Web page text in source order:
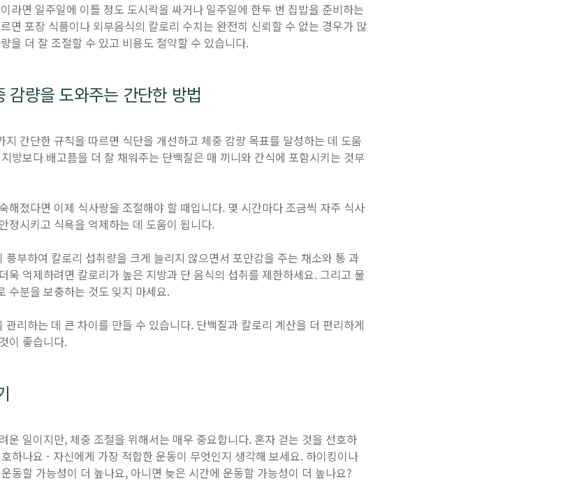
라면 일주일에 이틀 정도 도시락을 싸거나 일주일에 한두 번 집밥을 준비하는
면 포장 식품이나 외부음식의 칼로리 수치는 완전히 신뢰할 수 없는 경우가 많
을 더 잘 조절할 수 있고 비용도 절약할 수 있습니다.
감량을 도와주는 간단한 방법
간단한 규칙을 따르면 식단을 개선하고 체중 감량 목표를 달성하는 데 도움
방보다 배고픔을 더 잘 채워주는 단백질은 매 끼니와 간식에 포함시키는 것부
해졌다면 이제 식사량을 조절해야 할 때입니다. 몇 시간마다 조금씩 자주 식사
정시키고 식욕을 억제하는 데 도움이 됩니다.
풍부하여 칼로리 섭취량을 크게 늘리지 않으면서 포만감을 주는 채소와 통 과
욱 억제하려면 칼로리가 높은 지방과 단 음식의 섭취를 제한하세요. 그리고 물
수분을 보충하는 것도 잊지 마세요.
리하는 데 큰 차이를 만들 수 있습니다. 단백질과 칼로리 계산을 더 편리하게
이 좋습니다.
운 일이지만, 체중 조절을 위해서는 매우 중요합니다. 혼자 걷는 것을 선호하
하나요 - 자신에게 가장 적합한 운동이 무엇인지 생각해 보세요. 하이킹이나
동할 가능성이 더 높나요, 아니면 늦은 시간에 운동할 가능성이 더 높나요?